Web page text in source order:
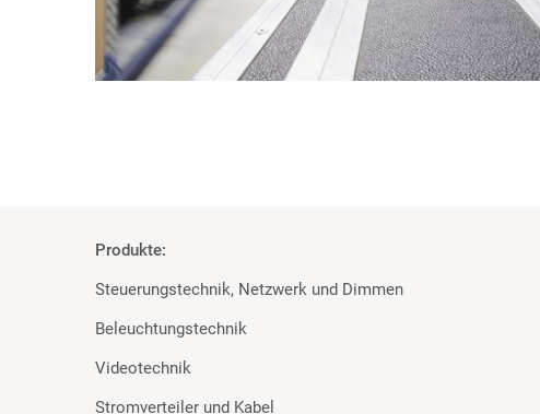
Produkte:
Steuerungstechnik, Netzwerk und Dimmen
Beleuchtungstechnik
Videotechnik
Stromverteiler und Kabel